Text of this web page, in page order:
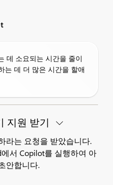
데 소요되는 시간을 줄이
는 데 더 많은 시간을 할애
지원 받기
라는 요청을 받았습니다.
서 Copilot를 실행하여 아
안합니다.